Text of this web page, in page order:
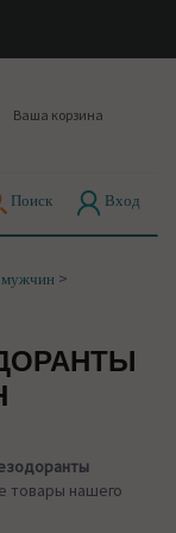
Ваша корзина
Поиск Вход
мужчин >
товары нашего